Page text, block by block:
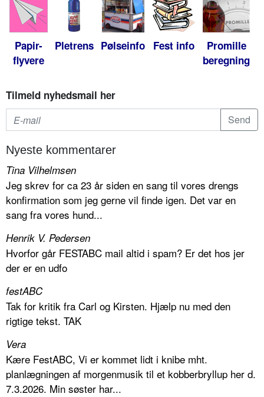
Papir-
flyvere
Pletrens Pølseinfo Fest info
Promille
beregning
Tilmeld nyhedsmail her
Nyeste kommentarer
Tina Vilhelmsen
Jeg skrev for ca 23 år siden en sang til vores drengs
konfirmation som jeg gerne vil finde igen. Det var en
sang fra vores hund...
Henrik V. Pedersen
Hvorfor går FESTABC mail altid i spam? Er det hos jer
der er en udfo
festABC
Tak for kritik fra Carl og Kirsten. Hjælp nu med den
rigtige tekst. TAK
Vera
Kære FestABC, Vi er kommet lidt i knibe mht.
planlægningen af morgenmusik til et kobberbryllup her d.
7.3.2026. Min søster har...